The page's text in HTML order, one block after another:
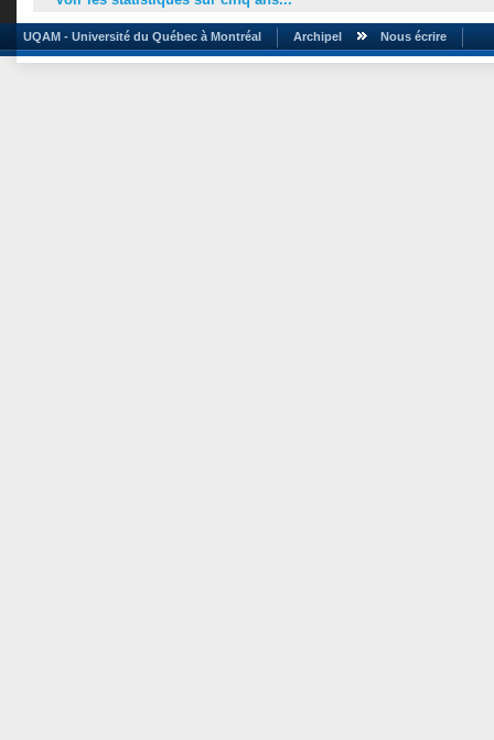
UQAM - Université du Québec à Montréal Archipel Nous écrire